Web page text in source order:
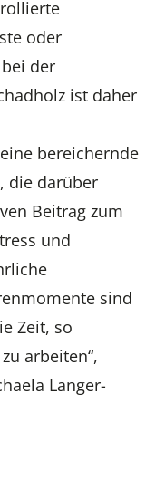
oder
der
ist daher
bereichernde
die darüber
Beitrag zum
und
sind
Zeit, so
arbeiten“,
Langer-